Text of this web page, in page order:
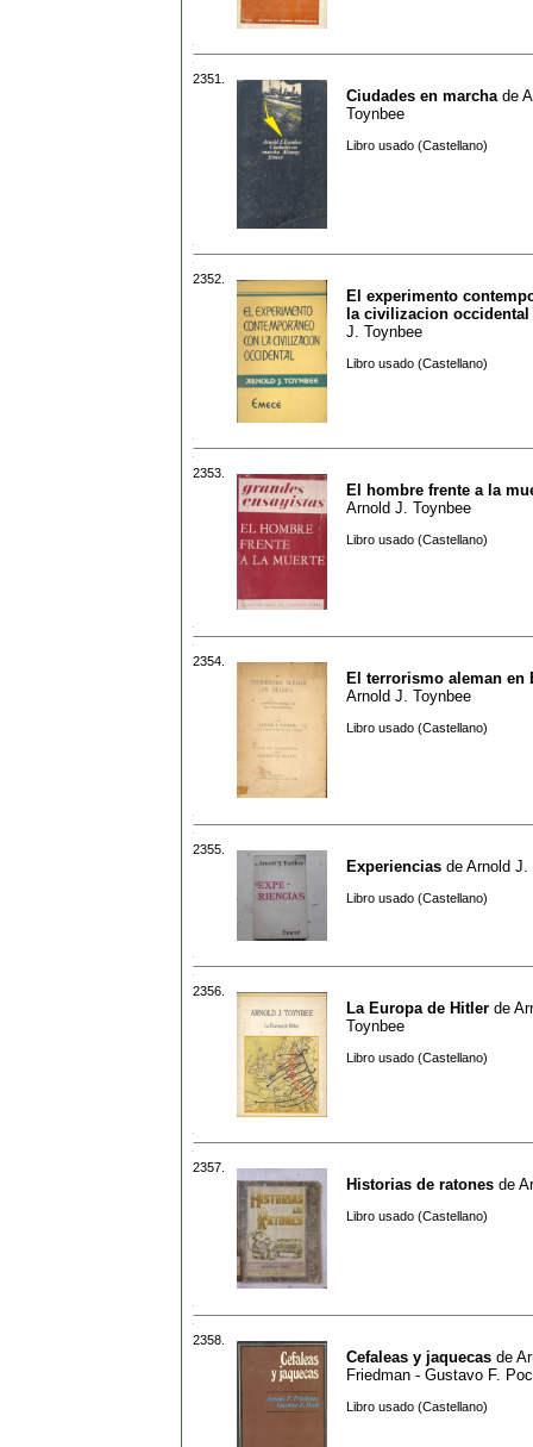
2351.
Ciudades en marcha de
Toynbee
Libro usado (Castellano)
2352.
El experimento
la civilizacion occidental
J. Toynbee
Libro usado (Castellano)
2353.
El hombre frente a la
Arnold J. Toynbee
Libro usado (Castellano)
2354.
El terrorismo aleman en
Arnold J. Toynbee
Libro usado (Castellano)
2355.
Experiencias de Arnold J.
Libro usado (Castellano)
2356.
La Europa de Hitler de
Toynbee
Libro usado (Castellano)
2357.
Historias de ratones de
Libro usado (Castellano)
2358.
Cefaleas y jaquecas de
Friedman - Gustavo F.
Libro usado (Castellano)